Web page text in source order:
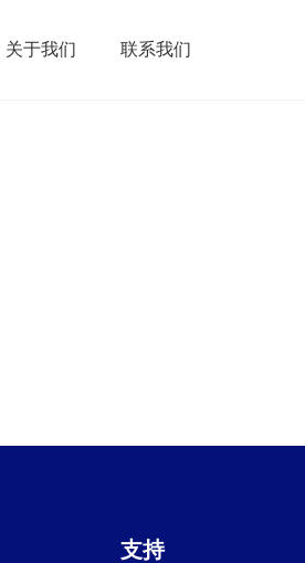
关于我们 联系我们
支持